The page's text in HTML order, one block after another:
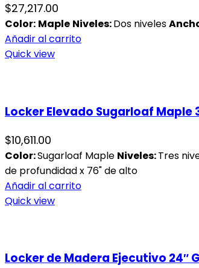
$27,217.00
Color: Maple Niveles:Dos niveles
Añadir al carrito
Quick view
Locker Elevado Sugarloaf Maple
$10,611.00
Color:Sugarloaf Maple Niveles:Tres
de profundidad x 76" de alto
Añadir al carrito
Quick view
Locker de Madera Ejecutivo 24″